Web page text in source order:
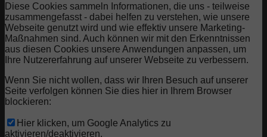
Diese Cookies sammeln Informationen, die uns - teilweise
zusammengefasst - dabei helfen zu verstehen, wie unsere
Webseite genutzt wird und wie effektiv unsere Marketing-
Maßnahmen sind. Auch können wir mit den Erkenntnissen
aus diesen Cookies unsere Anwendungen anpassen, um
Ihre Nutzererfahrung auf unserer Webseite zu verbessern.
Wenn Sie nicht wollen, dass wir Ihren Besuch auf unserer
Seite verfolgen können Sie dies hier in Ihrem Browser
blockieren:
Hier klicken, um Google Analytics zu
aktivieren/deaktivieren.